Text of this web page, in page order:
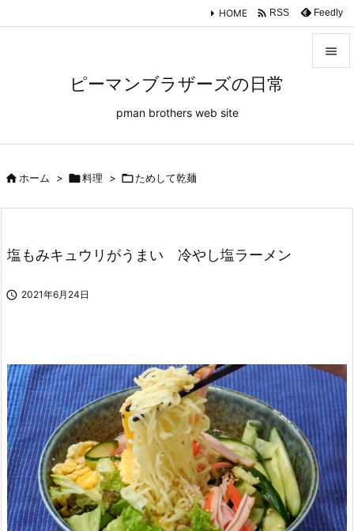
塩もみキュウリがうまい 明星評判屋重ねだし冷やし塩ラーメン
ピーマンブラザーズの日常
pman brothers web site


HOME  RSS Feedly
ホーム > 料理 > ためして乾麺
塩もみキュウリがうまい 冷やし塩ラーメン
 2021年6月24日